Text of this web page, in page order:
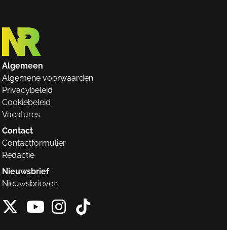
Algemeen
Algemene voorwaarden
Privacybeleid
Cookiebeleid
Vacatures
Contact
Contactformulier
Redactie
Nieuwsbrief
Nieuwsbrieven
X van NieuwRechts
Instagram van
Tiktok van